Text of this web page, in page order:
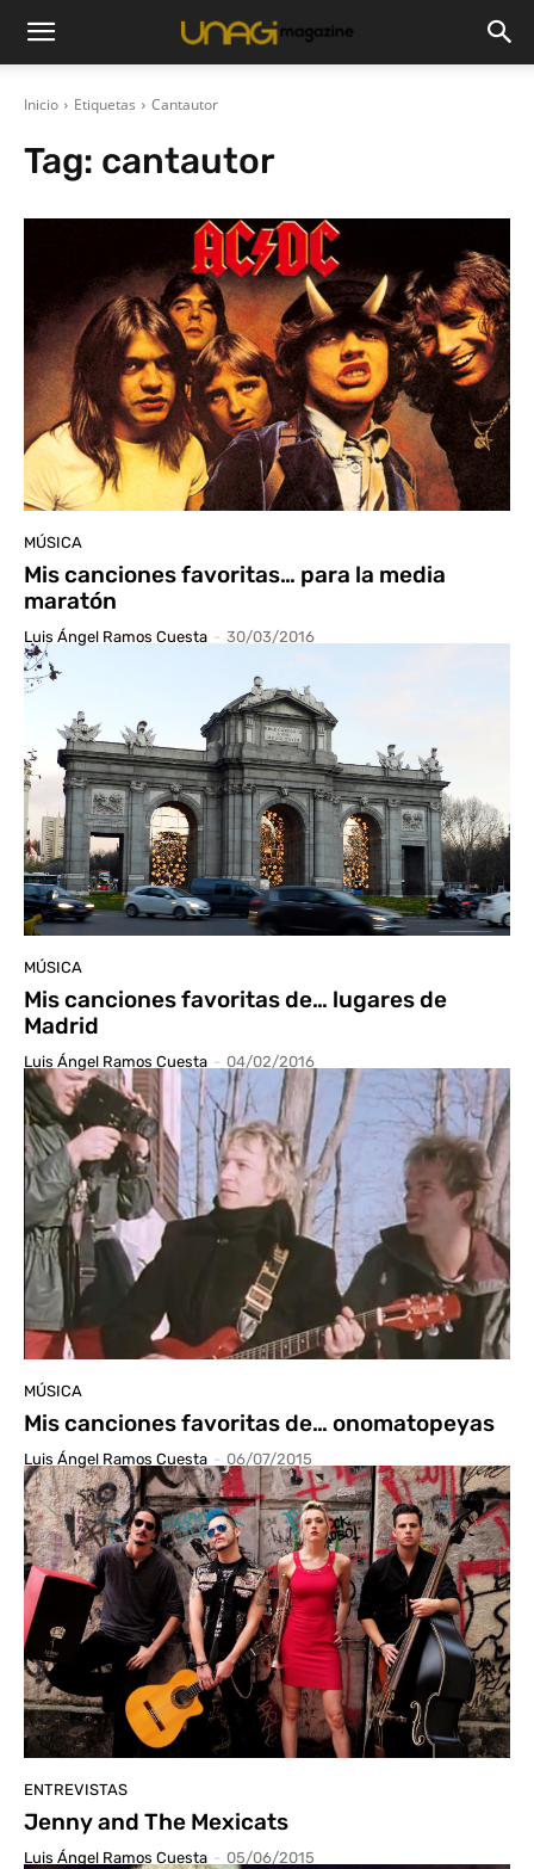
Inicio Etiquetas Cantautor
Tag: cantautor
MÚSICA
Mis canciones favoritas… para la media
maratón
Luis Ángel Ramos Cuesta - 30/03/2016
MÚSICA
Mis canciones favoritas de… lugares de
Madrid
Luis Ángel Ramos Cuesta - 04/02/2016
MÚSICA
Mis canciones favoritas de… onomatopeyas
Luis Ángel Ramos Cuesta - 06/07/2015
ENTREVISTAS
Jenny and The Mexicats
Luis Ángel Ramos Cuesta - 05/06/2015